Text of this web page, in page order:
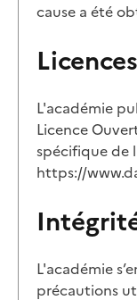
cause a été
Licences
L'académie
Licence
spécifique de
https://
L'académie
précautions